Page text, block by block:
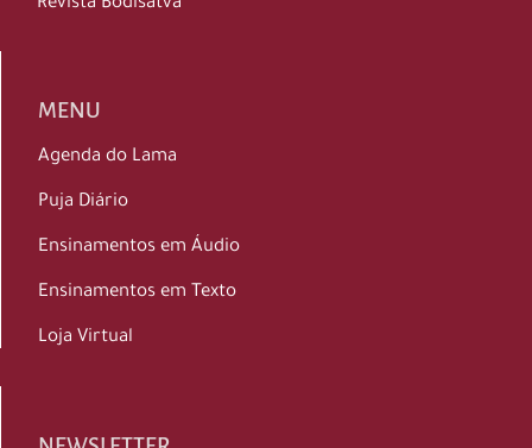
Revista Bodisatva
MENU
Agenda do Lama
Puja Diário
Ensinamentos em Áudio
Ensinamentos em Texto
Loja Virtual